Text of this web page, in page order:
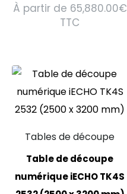
À partir de 65,880.00€
TTC
Tables de découpe
Table de découpe
numérique iECHO TK4S